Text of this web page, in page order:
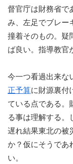
督官庁は財務省で
み、左足でブレー
撞着そのもの。疑
ば良い。指導教官
今一つ看過出来な
正予算に財源裏付
ている点である。
る事は理解する。
遅れ結果東北の被
か？仮にそうであ
い。